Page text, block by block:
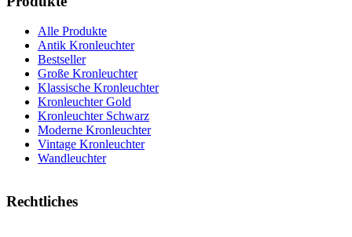
Alle Produkte
Antik Kronleuchter
Bestseller
Große Kronleuchter
Klassische Kronleuchter
Kronleuchter Gold
Kronleuchter Schwarz
Moderne Kronleuchter
Vintage Kronleuchter
Wandleuchter
Rechtliches